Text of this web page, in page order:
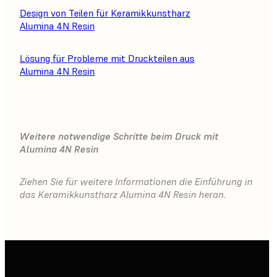
Design von Teilen für Keramikkunstharz
Alumina 4N Resin
Lösung für Probleme mit Druckteilen aus
Alumina 4N Resin
Weitere notwendige Schritte beim Druck mit
Alumina 4N Resin
Ziehen Sie für weitere Informationen die Einführung in
das Keramikkunstharz Alumina 4N Resin heran.